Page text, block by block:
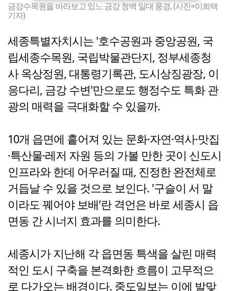
금강수목원을 바라보고 있느 금강 청벽 일대 풍경. (사진=이희택
기자)
세종특별자치시는 '호수공원과 중앙공원, 국
립세종수목원, 국립박물관단지, 정부세종청
사 옥상정원, 대통령기록관, 도시상징광장, 이
응다리, 금강 수변'만으로도 행정수도 특화 관
광의 매력을 극대화할 수 있을까.
10개 읍면에 흩어져 있는 문화·자연·역사·맛집
·특산물·레저 자원 등의 가볼 만한 곳이 신도시
인프라와 한데 어우러질 때, 진정한 완전체로
거듭날 수 있을 것으로 보인다. '구슬이 서 말
이라도 꿰어야 보배'란 격언은 바로 세종시 읍
면동 간 시너지 효과를 의미한다.
세종시가 지난해 각 읍면동 특색을 살린 매력
적인 도시 구축을 본격화한 흐름이 고무적으
로 다가오는 배경이다. 중도일보는 이에 발맞